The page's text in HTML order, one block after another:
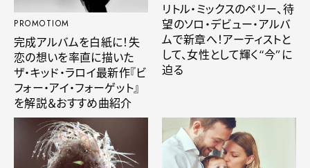
PROMOTIOM
完成アルバムを白紙に！失
恋の想いを率直に描いた
ザ・キッド・ラロイ最新作『ビ
フォー・アイ・フォーゲット』
を解説＆おすすめ曲紹介
リトル・ミックスのペリー、待
望のソロ・デビュー・アルバ
ムで新章へ！アーティストと
して、女性として輝く“今”に
迫る